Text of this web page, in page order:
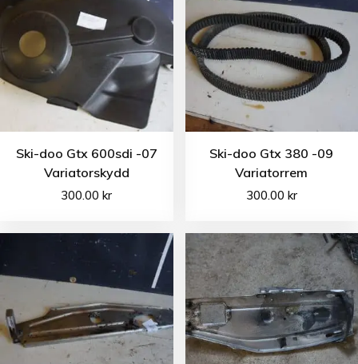
Ski-doo Gtx 600sdi -07
Variatorskydd
300.00kr
Ski-doo Gtx 380 -09
Variatorrem
300.00 kr